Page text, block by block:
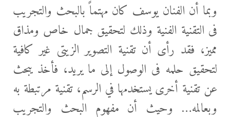
وبما أن الفنان يوسف كان مهتماً بالبحث والتجريب
فى التقنية الفنية وذلك لتحقيق جمال خاص ومذاق
مميز، فقد رأى أن تقنية التصوير الزيتى غير كافية
لتحقيق حلمه فى الوصول إلى ما يريد، فأخذ يبحث
عن تقنية أخرى يستخدمها في الرسم، تقنية مرتبطة به
وبعالمه… وحيث أن مفهوم البحث والتجريب